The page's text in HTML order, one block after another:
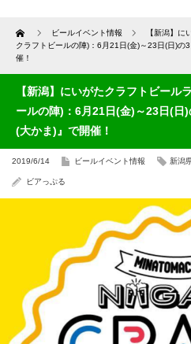
Home ビールイベント情報
【新潟】
クラフトビールの陣)：6月21日(金)～23日(日)の
催！
【新潟】にいがたクラフトビー
ールの陣)：6月21日(金)～23日(日
(大かま)』で開催！
2019/6/14 ビールイベント情報 新潟
ビアっぷる